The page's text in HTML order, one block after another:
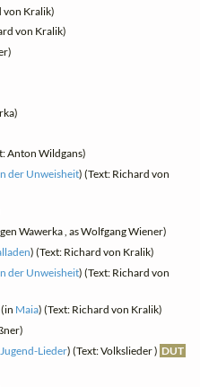
von Kralik)
von Kralik)
Anton Wildgans)
der Unweisheit) (Text: Richard von
Wawerka , as Wolfgang Wiener)
) (Text: Richard von Kralik)
der Unweisheit) (Text: Richard von
(in Maia) (Text: Richard von Kralik)
Jugend-Lieder) (Text: Volkslieder ) DUT